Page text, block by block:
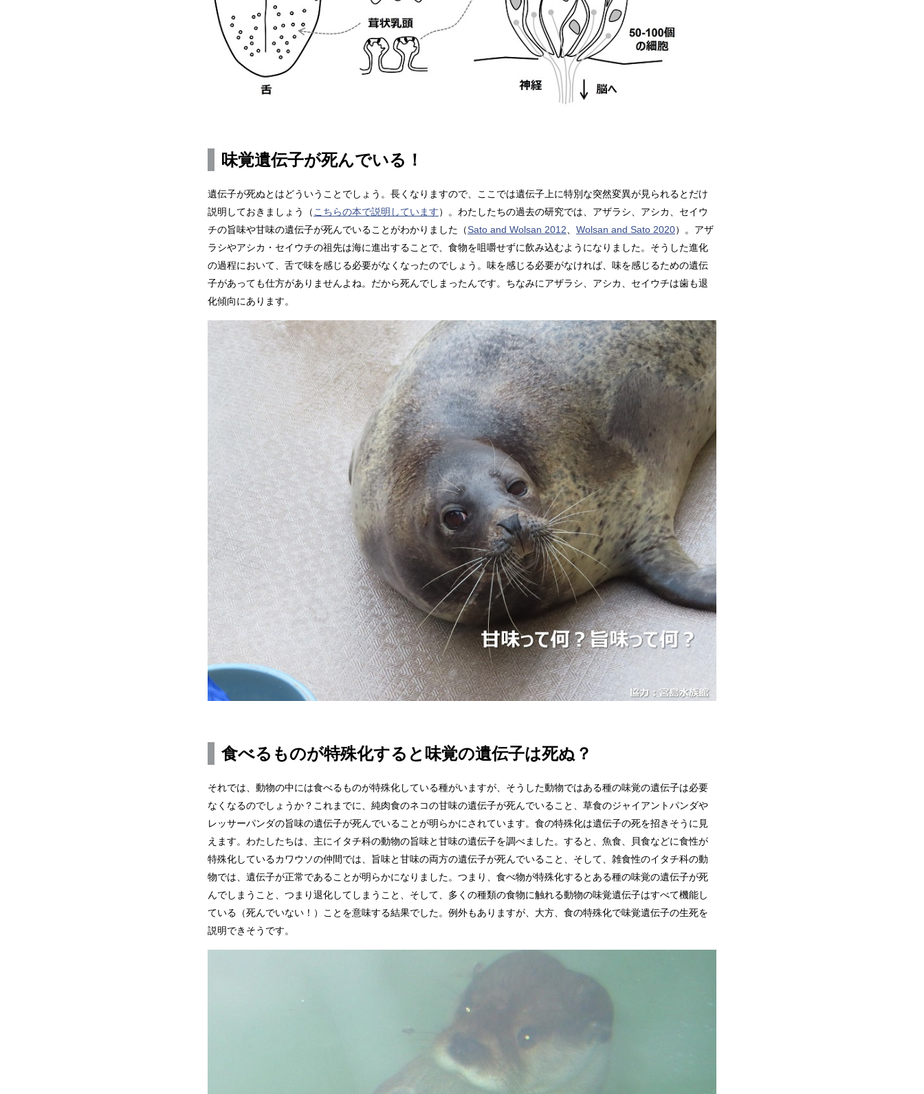
味覚遺伝子が死んでいる！
遺伝子が死ぬとはどういうことでしょう。長くなりますので、ここでは遺伝子上に特別な突然変異が見られるとだけ
説明しておきましょう（ こちらの本で説明しています）。わたしたちの過去の研究では、アザラシ、アシカ、セイウ
チの旨味や甘味の遺伝子が死んでいることがわかりました（Sato and Wolsan 2012 Wolsan and Sato 2020）。アザ
ラシやアシカ・ セイウチの祖先は海に進出することで、食物を咀嚼せずに飲み込むようになりました。そうした進化
の過程において、舌で味を感じる必要がなくなったのでしょう。味を感じる必要がなければ、味を感じるための遺伝
子があっても仕方がありませんよね。だから死んでしまったんです。ちなみにアザラシ、アシカ、セイウチは歯も退
化傾向にあります。
食べるものが特殊化すると味覚の遺伝子は死ぬ？
それでは、動物の中には食べるものが特殊化している種がいますが、そうした動物ではある種の味覚の遺伝子は必要
なくなるのでしょうか？これまでに、純肉食のネコの甘味の遺伝子が死んでいること、草食のジャイアントパンダや
レッサーパンダの旨味の遺伝子が死んでいることが明らかにされています。食の特殊化は遺伝子の死を招きそうに見
えます。わたしたちは、主にイタチ科の動物の旨味と甘味の遺伝子を調べました。すると、魚食、貝食などに食性が
特殊化しているカワウソの仲間では、旨味と甘味の両方の遺伝子が死んでいること、そして、雑食性のイタチ科の動
物では、遺伝子が正常であることが明らかになりました。つまり、食べ物が特殊化するとある種の味覚の遺伝子が死
んでしまうこと、つまり退化してしまうこと、そして、多くの種類の食物に触れる動物の味覚遺伝子はすべて機能し
ている（死んでいない！）ことを意味する結果でした。例外もありますが、大方、食の特殊化で味覚遺伝子の生死を
説明できそうです。